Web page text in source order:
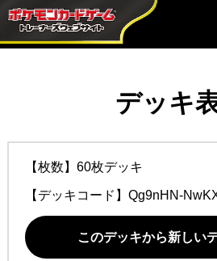
デッキ
【枚数】60枚デッキ
【デッキコード】 Qg9nHN-
このデッキから新しい